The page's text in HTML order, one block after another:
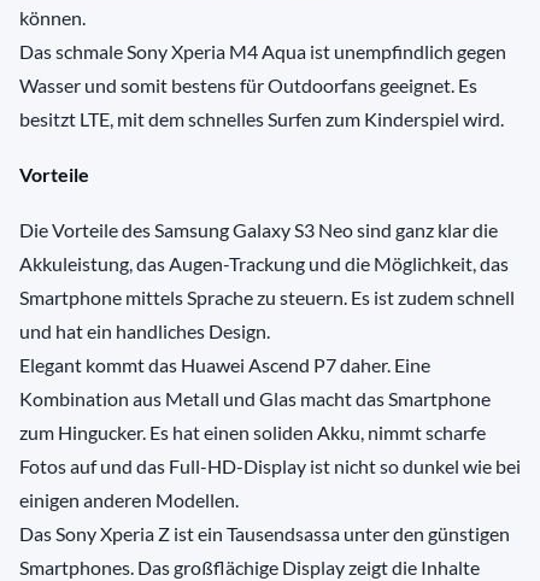
können.
Das schmale Sony Xperia M4 Aqua ist unempfindlich gegen
Wasser und somit bestens für Outdoorfans geeignet. Es
besitzt LTE, mit dem schnelles Surfen zum Kinderspiel wird.
Vorteile
Die Vorteile des Samsung Galaxy S3 Neo sind ganz klar die
Akkuleistung, das Augen-Trackung und die Möglichkeit, das
Smartphone mittels Sprache zu steuern. Es ist zudem schnell
und hat ein handliches Design.
Elegant kommt das Huawei Ascend P7 daher. Eine
Kombination aus Metall und Glas macht das Smartphone
zum Hingucker. Es hat einen soliden Akku, nimmt scharfe
Fotos auf und das Full-HD-Display ist nicht so dunkel wie bei
einigen anderen Modellen.
Das Sony Xperia Z ist ein Tausendsassa unter den günstigen
Smartphones. Das großflächige Display zeigt die Inhalte